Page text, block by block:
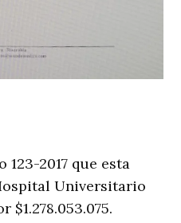
2017 que esta
Universitario
$1.278.053.075.